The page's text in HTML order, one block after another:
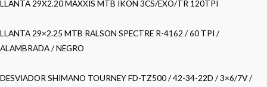
LLANTA 29X2.20 MAXXIS MTB IKON 3CS/EXO/TR 120TPI
LLANTA 29×2.25 MTB RALSON SPECTRE R-4162 / 60 TPI /
ALAMBRADA / NEGRO
DESVIADOR SHIMANO TOURNEY FD-TZ500 / 42-34-22D / 3×6/7V /